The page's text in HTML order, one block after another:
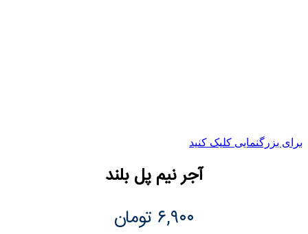
برای بزرگنمایی کلیک کنید
آجر نیم پل بلند
۶,۹۰۰ تومان